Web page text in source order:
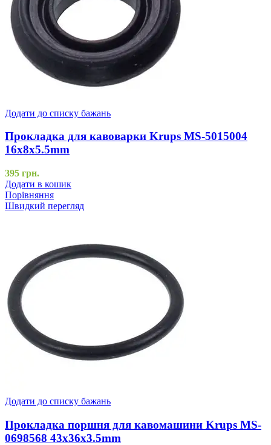
Додати до списку бажань
Прокладка для кавоварки Krups MS-5015004
16х8х5.5mm
395 грн.
Додати в кошик
Порівняння
Швидкий перегляд
Додати до списку бажань
Прокладка поршня для кавомашини Krups MS-
0698568 43x36x3.5mm